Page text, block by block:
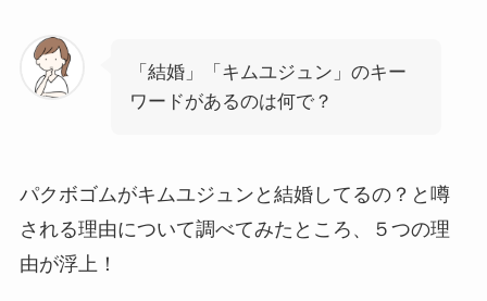
「結婚」「キムユジュン」のキー
ワードがあるのは何で？
パクボゴムがキムユジュンと結婚してるの？と噂
される理由について調べてみたところ、５つの理
由が浮上！